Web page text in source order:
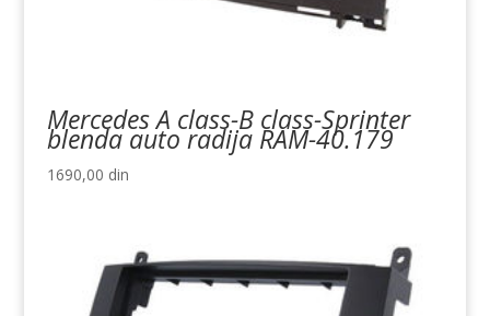
Mercedes A class-B class-Sprinter
blenda auto radija RAM-40.179
1690,00 din